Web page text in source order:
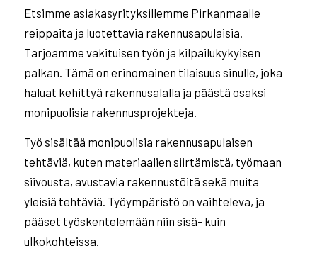
Etsimme asiakasyrityksillemme Pirkanmaalle
reippaita ja luotettavia rakennusapulaisia.
Tarjoamme vakituisen työn ja kilpailukykyisen
palkan. Tämä on erinomainen tilaisuus sinulle, joka
haluat kehittyä rakennusalalla ja päästä osaksi
monipuolisia rakennusprojekteja.
Työ sisältää monipuolisia rakennusapulaisen
tehtäviä, kuten materiaalien siirtämistä, työmaan
siivousta, avustavia rakennustöitä sekä muita
yleisiä tehtäviä. Työympäristö on vaihteleva, ja
pääset työskentelemään niin sisä- kuin
ulkokohteissa.